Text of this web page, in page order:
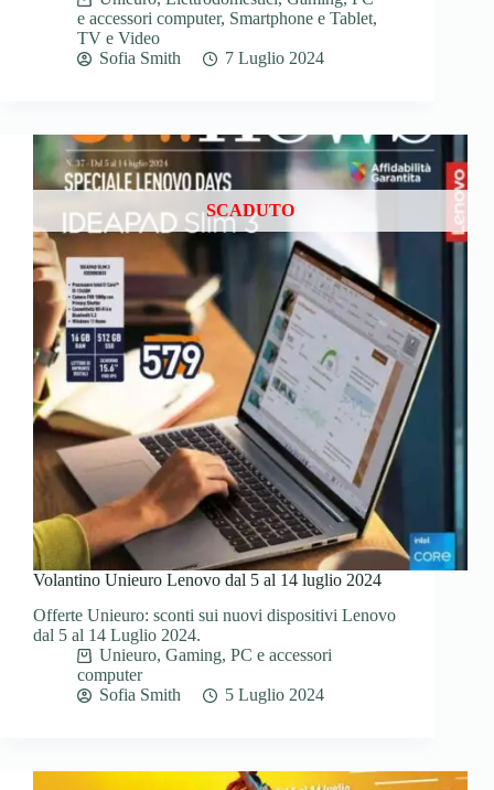
e accessori computer, Smartphone e Tablet,
TV e Video
Sofia Smith
7 Luglio 2024
SCADUTO
Volantino Unieuro Lenovo dal 5 al 14 luglio 2024
Offerte Unieuro: sconti sui nuovi dispositivi Lenovo
dal 5 al 14 Luglio 2024.
Unieuro, Gaming, PC e accessori
computer
Sofia Smith
5 Luglio 2024